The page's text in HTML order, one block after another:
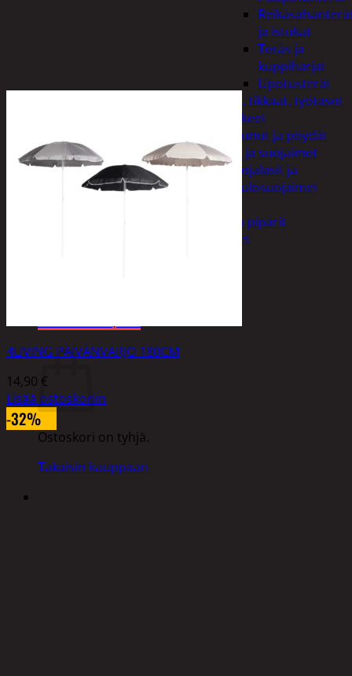
ja istukat
Teräs ja
kuppiharjat
Upotusterät
Telineet, tikkaat, työtasot
ja tarvikkeet
Vaunut ja pöydät
Työasut ja suojaimet
Suojalasit ja
kuulosuojaimet
Elintarvikkeet
Keksit ja piparit
Mausteet
Ostoskori
Ostoskori on tyhjä.
Takaisin kauppaan
4LIVING PÄIVÄNVARJO 180CM
14,90 €
Lisää ostoskoriin
-32%